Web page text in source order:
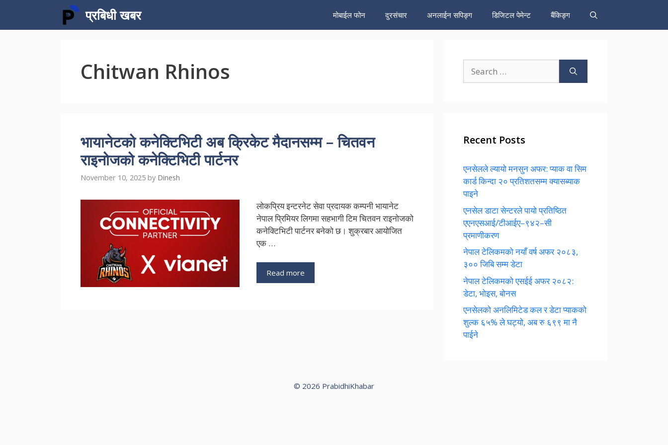
content
प्रबिधी खबर मोबाईल फोन दुरसंचार अनलाईन सपिङ्ग डिजिटल पेमेन्ट बैंकिङ्ग
Chitwan Rhinos
भायानेटको कनेक्टिभिटी अब क्रिकेट मैदानसम्म – चितवन
राइनोजको कनेक्टिभिटी पार्टनर
November 10, 2025 by Dinesh
लोकप्रिय इन्टरनेट सेवा प्रदायक कम्पनी भायानेट
नेपाल प्रिमियर लिगमा सहभागी टिम चितवन राइनोजको
कनेक्टिभिटी पार्टनर बनेको छ। शुक्रबार आयोजित
एक …
Read more
for:
Recent Posts
एनसेलले ल्यायो मनसुन अफर: प्याक वा सिम
कार्ड किन्दा २० प्रतिशतसम्म क्यासब्याक
पाइने
एनसेल डाटा सेन्टरले पायो प्रतिष्ठित
एएनएसआई/टीआईए–९४२–सी
प्रमाणीकरण
नेपाल टेलिकमको नयाँ वर्ष अफर २०८३,
३०० जिबि सम्म डेटा
नेपाल टेलिकमको एसईई अफर २०८२:
डेटा, भोइस, बोनस
एनसेलको अनलिमिटेड कल र डेटा प्याकको
शुल्क ६५% ले घट्यो, अब रु ६९९ मा नै
पाईने
© 2026 PrabidhiKhabar